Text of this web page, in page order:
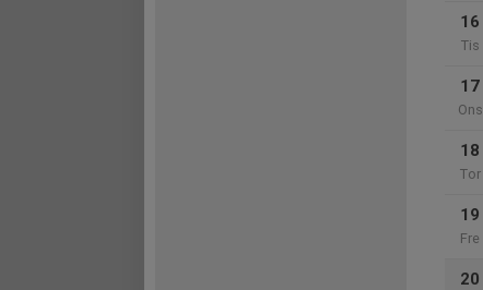
16
Tis
17
Ons
18
Tor
19
Fre
20